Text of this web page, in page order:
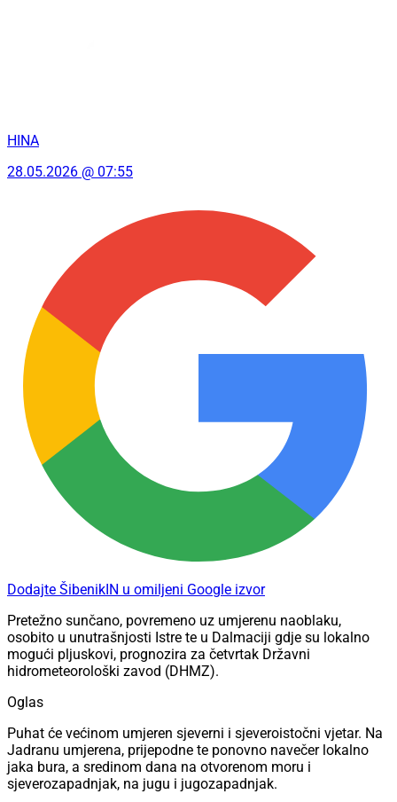
HINA
28.05.2026 @ 07:55
Dodajte ŠibenikIN u omiljeni Google izvor
Pretežno sunčano, povremeno uz umjerenu naoblaku,
osobito u unutrašnjosti Istre te u Dalmaciji gdje su lokalno
mogući pljuskovi, prognozira za četvrtak Državni
hidrometeorološki zavod (DHMZ).
Oglas
Puhat će većinom umjeren sjeverni i sjeveroistočni vjetar. Na
Jadranu umjerena, prijepodne te ponovno navečer lokalno
jaka bura, a sredinom dana na otvorenom moru i
sjeverozapadnjak, na jugu i jugozapadnjak.